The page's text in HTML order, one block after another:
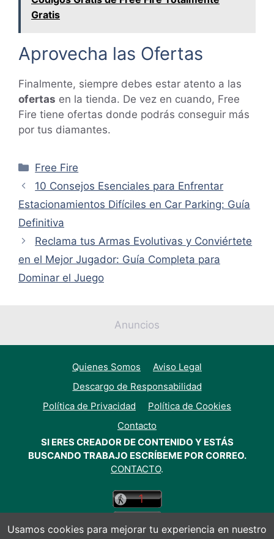
Gratis
Aprovecha las Ofertas
Finalmente, siempre debes estar atento a las
ofertas en la tienda. De vez en cuando, Free
Fire tiene ofertas donde podrás conseguir más
por tus diamantes.
Categorías
Free Fire
10 Consejos Esenciales para Enfrentar
Estacionamientos Difíciles en Car Parking: Guía
Definitiva
Reclama tus Armas Evolutivas y Conviértete
en el Mejor Jugador: Guía Completa para
Dominar el Juego
Anuncios
Quienes Somos
Aviso Legal
Descargo de Responsabilidad
Política de Privacidad
Política de Cookies
Contacto
SI ERES CREADOR DE CONTENIDO Y ESTÁS
BUSCANDO TRABAJO ESCRÍBEME POR CORREO.
CONTACTO.
Usamos cookies para mejorar tu experiencia en nuestro